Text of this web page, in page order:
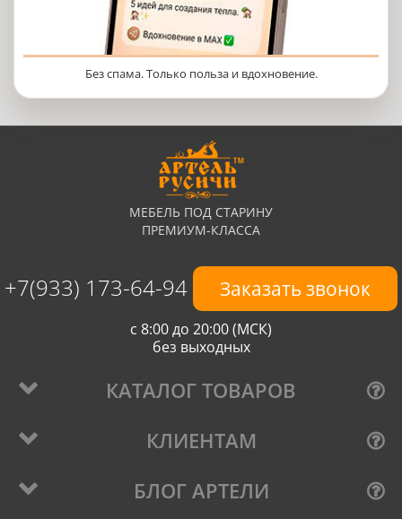
Без спама. Только польза и вдохновение.
МЕБЕЛЬ ПОД СТАРИНУ
ПРЕМИУМ-КЛАССА
+7(933) 173-64-94 Заказать звонок
с 8:00 до 20:00 (МСК)
без выходных
КАТАЛОГ ТОВАРОВ
КЛИЕНТАМ
БЛОГ АРТЕЛИ